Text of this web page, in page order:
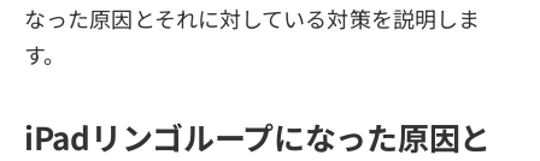
なった原因とそれに対している対策を説明しま
す。
iPadリンゴループになった原因と